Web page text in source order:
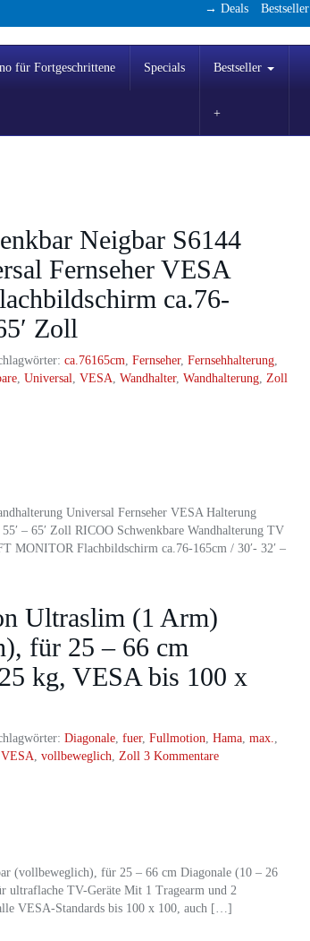
→ Deals Bestseller
für Fortgeschrittene Specials Bestseller
Neigbar S6144
Fernseher VESA
ca.76-
Zoll
ca.76165cm, Fernseher, Fernsehhalterung,
, Universal, VESA, Wandhalter, Wandhalterung, Zoll
Universal Fernseher VESA Halterung
– 65′ Zoll RICOO Schwenkbare Wandhalterung TV
MONITOR Flachbildschirm ca.76-165cm / 30′- 32′ –
Ultraslim (1 Arm)
für 25 – 66 cm
kg, VESA bis 100 x
Diagonale, fuer, Fullmotion, Hama, max.,
VESA, vollbeweglich, Zoll 3 Kommentare
(vollbeweglich), für 25 – 66 cm Diagonale (10 – 26
ultraflache TV-Geräte Mit 1 Tragearm und 2
VESA-Standards bis 100 x 100, auch […]